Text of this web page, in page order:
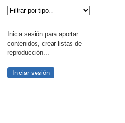
Inicia sesión para aportar
contenidos, crear listas de
reproducción...
Iniciar sesión